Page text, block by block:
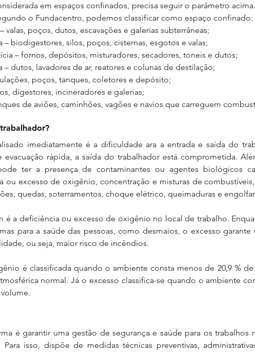
em espaços confinados, precisa seguir o parâmetro
o Fundacentro, podemos classificar como espaço confinado:
valas, poços, dutos, escavações e galerias subterrâneas;
– biodigestores, silos, poços, cisternas, esgotos e valas;
– fornos, depósitos, misturadores, secadores, toneis e dutos;
– dutos, lavadores de ar, reatores e colunas de destilação;
poços, tanques, coletores e depósito;
digestores, incineradores e galerias;
de aviões, caminhões, vagões e navios que carreguem
imediatamente é a dificuldade ara a entrada e saída do
rápida, a saída do trabalhador está comprometida.
ter a presença de contaminantes ou agentes biológicos
ou excesso de oxigênio, concentração e misturas de
quedas, soterramentos, choque elétrico, queimaduras e
é a deficiência ou excesso de oxigênio no local de trabalho.
para a saúde das pessoas, como desmaios, o excesso garante
ou seja, maior risco de incêndios.
é classificada quando o ambiente consta menos de 20,9 %
normal. Já o excesso classifica-se quando o ambiente
é garantir uma gestão de segurança e saúde para os trabalhos
Para isso, dispõe de medidas técnicas preventivas,